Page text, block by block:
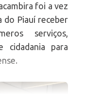
foi a vez
do Piauí receber
serviços,
cidadania para